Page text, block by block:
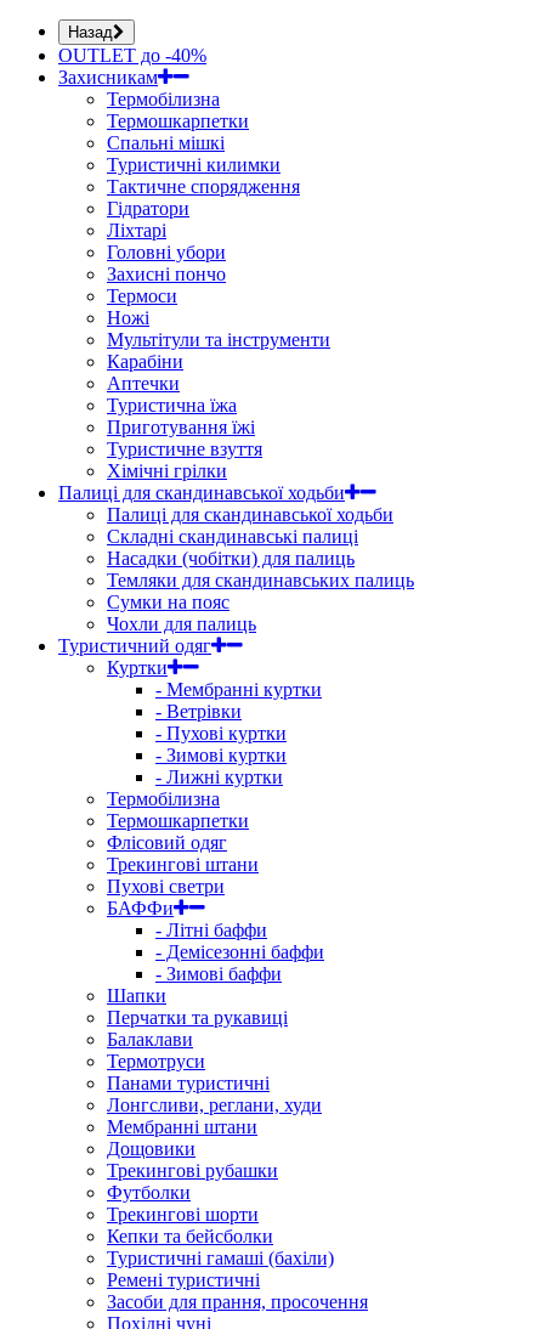
Назад
OUTLET до -40%
Захисникам
Термобілизна
Термошкарпетки
Спальні мішкі
Туристичні килимки
Тактичне спорядження
Гідратори
Ліхтарі
Головні убори
Захисні пончо
Термоси
Ножі
Мультітули та інструменти
Карабіни
Аптечки
Туристична їжа
Приготування їжі
Туристичне взуття
Хімічні грілки
Палиці для скандинавської ходьби
Палиці для скандинавської ходьби
Складні скандинавські палиці
Насадки (чобітки) для палиць
Темляки для скандинавських палиць
Сумки на пояс
Чохли для палиць
Туристичний одяг
Куртки
- Мембранні куртки
- Ветрівки
- Пухові куртки
- Зимові куртки
- Лижні куртки
Термобілизна
Термошкарпетки
Флісовий одяг
Трекингові штани
Пухові светри
БАФФи
- Літні баффи
- Демісезонні баффи
- Зимові баффи
Шапки
Перчатки та рукавиці
Балаклави
Термотруси
Панами туристичні
Лонгсливи, реглани, худи
Мембранні штани
Дощовики
Трекингові рубашки
Футболки
Трекингові шорти
Кепки та бейсболки
Туристичні гамаші (бахіли)
Ремені туристичні
Засоби для прання, просочення
Похідні чуні